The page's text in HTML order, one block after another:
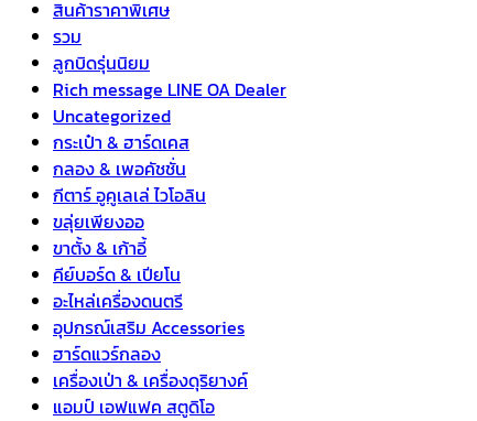
สินค้าราคาพิเศษ
รวม
ลูกบิดรุ่นนิยม
Rich message LINE OA Dealer
Uncategorized
กระเป๋า & ฮาร์ดเคส
กลอง & เพอคัชชั่น
กีตาร์ อูคูเลเล่ ไวโอลิน
ขลุ่ยเพียงออ
ขาตั้ง & เก้าอี้
คีย์บอร์ด & เปียโน
อะไหล่เครื่องดนตรี
อุปกรณ์เสริม Accessories
ฮาร์ดแวร์กลอง
เครื่องเป่า & เครื่องดุริยางค์
แอมป์ เอฟแฟค สตูดิโอ